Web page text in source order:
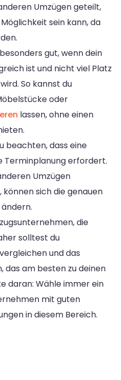
Umzügen geteilt,
sein kann, da
gut, wenn dein
ist und nicht viel Platz
So kannst du
oder
lassen, ohne einen
beachten, dass eine
Terminplanung erfordert.
Umzügen
sich die genauen
die
solltest du
und das
das am besten zu deinen
daran: Wähle immer ein
mit guten
in diesem Bereich.